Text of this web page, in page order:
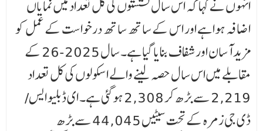
انہوں نے کہا کہ اس سال نشستوں کی کل تعداد میں نمایاں
اضافہ ہوا ہے اور اس کے ساتھ ساتھ درخوا ست کے عمل کو
مزید آسان اور شفاف بنایا گیا ہے۔ سال 2025-26 کے
مقابلے میں اس سال حصہ لینے والے اسکولوں کی کل تعداد
2,219 سے بڑھ کر 2,308 ہوگئی ہے۔ ای ڈبلیو ایس/
ڈی جی زمرہ کے تحت سیٹیں 44,045 سے بڑھ